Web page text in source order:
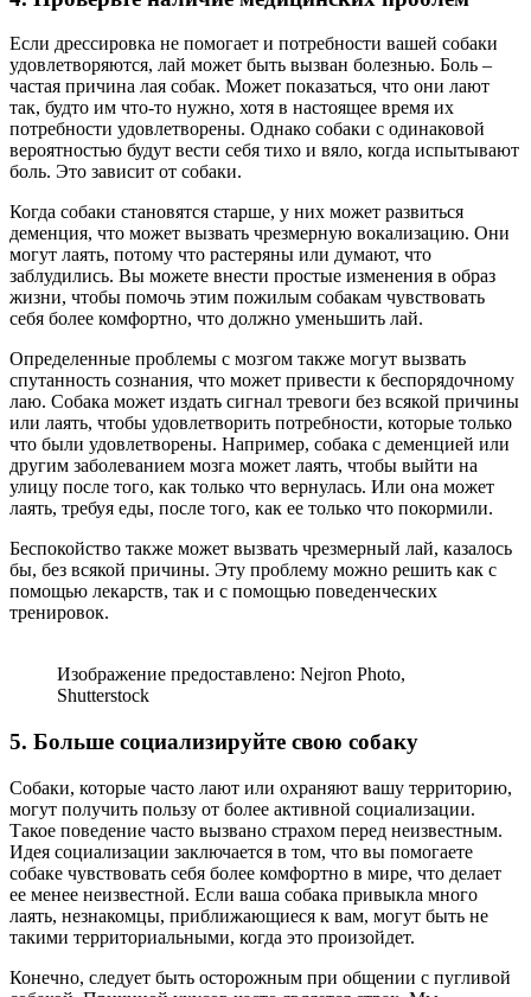
Если дрессировка не помогает и потребности вашей собаки
удовлетворяются, лай может быть вызван болезнью. Боль –
частая причина лая собак. Может показаться, что они лают
так, будто им что-то нужно, хотя в настоящее время их
потребности удовлетворены. Однако собаки с одинаковой
вероятностью будут вести себя тихо и вяло, когда испытывают
боль. Это зависит от собаки.
Когда собаки становятся старше, у них может развиться
деменция, что может вызвать чрезмерную вокализацию. Они
могут лаять, потому что растеряны или думают, что
заблудились. Вы можете внести простые изменения в образ
жизни, чтобы помочь этим пожилым собакам чувствовать
себя более комфортно, что должно уменьшить лай.
Определенные проблемы с мозгом также могут вызвать
спутанность сознания, что может привести к беспорядочному
лаю. Собака может издать сигнал тревоги без всякой причины
или лаять, чтобы удовлетворить потребности, которые только
что были удовлетворены. Например, собака с деменцией или
другим заболеванием мозга может лаять, чтобы выйти на
улицу после того, как только что вернулась. Или она может
лаять, требуя еды, после того, как ее только что покормили.
Беспокойство также может вызвать чрезмерный лай, казалось
бы, без всякой причины. Эту проблему можно решить как с
помощью лекарств, так и с помощью поведенческих
тренировок.
Изображение предоставлено: Nejron Photo,
Shutterstock
5. Больше социализируйте свою собаку
Собаки, которые часто лают или охраняют вашу территорию,
могут получить пользу от более активной социализации.
Такое поведение часто вызвано страхом перед неизвестным.
Идея социализации заключается в том, что вы помогаете
собаке чувствовать себя более комфортно в мире, что делает
ее менее неизвестной. Если ваша собака привыкла много
лаять, незнакомцы, приближающиеся к вам, могут быть не
такими территориальными, когда это произойдет.
Конечно, следует быть осторожным при общении с пугливой